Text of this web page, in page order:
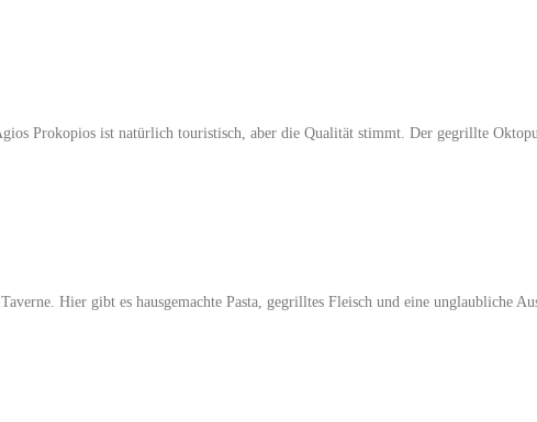
Prokopios ist natürlich touristisch, aber die Qualität stimmt. Der gegrillte
Hier gibt es hausgemachte Pasta, gegrilltes Fleisch und eine unglaubliche